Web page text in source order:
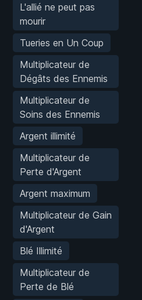
L'allié ne peut pas
mourir
Tueries en Un Coup
Multiplicateur de
Dégâts des Ennemis
Multiplicateur de
Soins des Ennemis
Argent illimité
Multiplicateur de
Perte d'Argent
Argent maximum
Multiplicateur de Gain
d'Argent
Blé Illimité
Multiplicateur de
Perte de Blé